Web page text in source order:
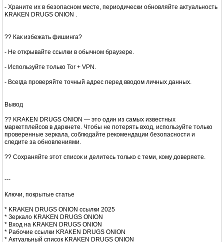
- Храните их в безопасном месте, периодически обновляйте актуальность
KRAKEN DRUGS ONION .
?? Как избежать фишинга?
- Не открывайте ссылки в обычном браузере.
- Используйте только Tor + VPN.
- Всегда проверяйте точный адрес перед вводом личных данных.
Вывод
?? KRAKEN DRUGS ONION — это один из самых известных
маркетплейсов в даркнете. Чтобы не потерять вход, используйте только
проверенные зеркала, соблюдайте рекомендации безопасности и
следите за обновлениями.
?? Сохраняйте этот список и делитесь только с теми, кому доверяете.
---
Ключи, покрытые статье
* KRAKEN DRUGS ONION ссылки 2025
* Зеркало KRAKEN DRUGS ONION
* Вход на KRAKEN DRUGS ONION
* Рабочие ссылки KRAKEN DRUGS ONION
* Актуальный список KRAKEN DRUGS ONION